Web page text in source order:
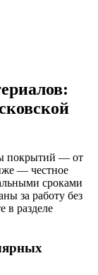
покрытий — от
— честное
сроками
за работу без
в разделе